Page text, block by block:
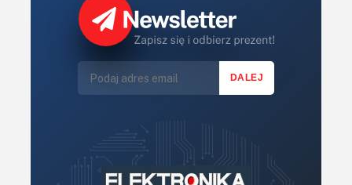
LED/LCD/OLED
Mechatronika